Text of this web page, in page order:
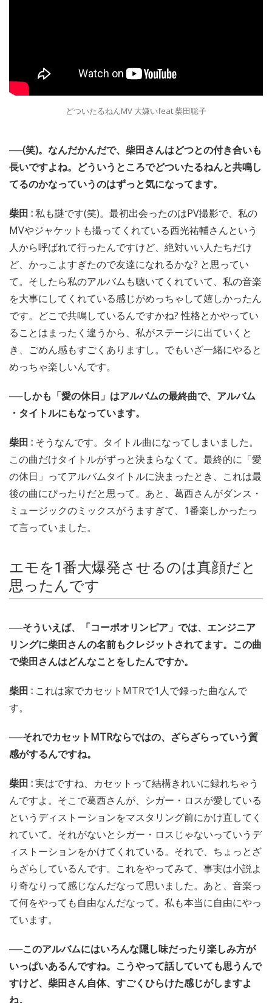
どついたるねんMV 大嫌いfeat.柴田聡子
──(笑)。なんだかんだで、柴田さんはどつとの付き合いも
長いですよね。どういうところでどついたるねんと共鳴し
てるのかなっていうのはずっと気になってます。
柴田 :私も謎です(笑)。最初出会ったのはPV撮影で、私の
MVやジャケットも撮ってくれている西光祐輔さんという
人から呼ばれて行ったんですけど、絶対いい人たちだけ
ど、かっこよすぎたので友達になれるかな? と思ってい
て。そしたら私のアルバムも聴いてくれていて、私の音楽
を大事にしてくれている感じがめっちゃして嬉しかったん
です。どこで共鳴しているんですかね? 性格とかやってい
ることはまったく違うから、私がステージに出ていくと
き、ごめん感もすごくありますし。でもいざ一緒にやると
めっちゃ楽しいんです。
──しかも「愛の休日」はアルバムの最終曲で、アルバム
・タイトルにもなっています。
柴田 : そうなんです。タイトル曲になってしまいました。
この曲だけタイトルがずっと決まらなくて。最終的に「愛
の休日」ってアルバムタイトルに決まったとき、これは最
後の曲にぴったりだと思って。あと、葛西さんがダンス・
ミュージックのミックスがうますぎて、1番楽しかったっ
て言っていました。
エモを1番大爆発させるのは真顔だと
思ったんです
──そういえば、「コーポオリンピア」では、エンジニア
リングに柴田さんの名前もクレジットされてます。この曲
で柴田さんはどんなことをしたんですか。
柴田 : これは家でカセットMTRで1人で録った曲なんで
す。
──それでカセットMTRならではの、ざらざらっていう質
感がするんですね。
柴田 :実はですね、カセットって結構きれいに録れちゃう
んですよ。そこで葛西さんが、シガー・ロスが愛している
というディストーションをマスタリング前にかけ直してく
れていて。それがないとシガー・ロスじゃないっていうデ
ィストーションをかけてくれている。それで、ちょっとざ
らざらしているんです。これをやってみて、事実は小説よ
り奇なりって感じなんだなって思いました。あと、音楽っ
て何をやっても自由なんだなって。私も本当に自由にやっ
ています。
──このアルバムにはいろんな隠し味だったり楽しみ方が
いっぱいあるんですね。こうやって話していても思うんで
すけど、柴田さん自体、すごくひらけた感じがしますよ
ね。